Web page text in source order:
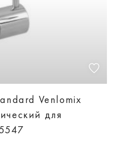
Venlomix
для